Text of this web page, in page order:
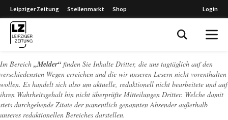
Leipziger Zeitung Stellenmarkt Shop Login
Im Bereich „Melder“ finden Sie Inhalte Dritter, die uns tagtäglich auf den
verschiedensten Wegen erreichen und die wir unseren Lesern nicht vorenthalten
wollen. Es handelt sich also um aktuelle, redaktionell nicht bearbeitete und auf
ihren Wahrheitsgehalt hin nicht überprüfte Mitteilungen Dritter. Welche damit
stets durchgehende Zitate der namentlich genannten Absender außerhalb
unseres redaktionellen Bereiches darstellen.